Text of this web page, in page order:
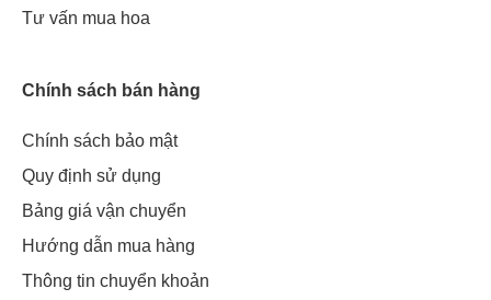
Khi bạn tặng hoa đồng tiền cho người lớn thường có nghĩa là
mong muốn nổi tiếng và danh tiếng. Do đó, nhiều người nghĩ
Tư vấn mua hoa
Chính sách bán hàng
Chính sách bảo mật
Quy định sử dụng
Bảng giá vận chuyển
Hướng dẫn mua hàng
Thông tin chuyển khoản